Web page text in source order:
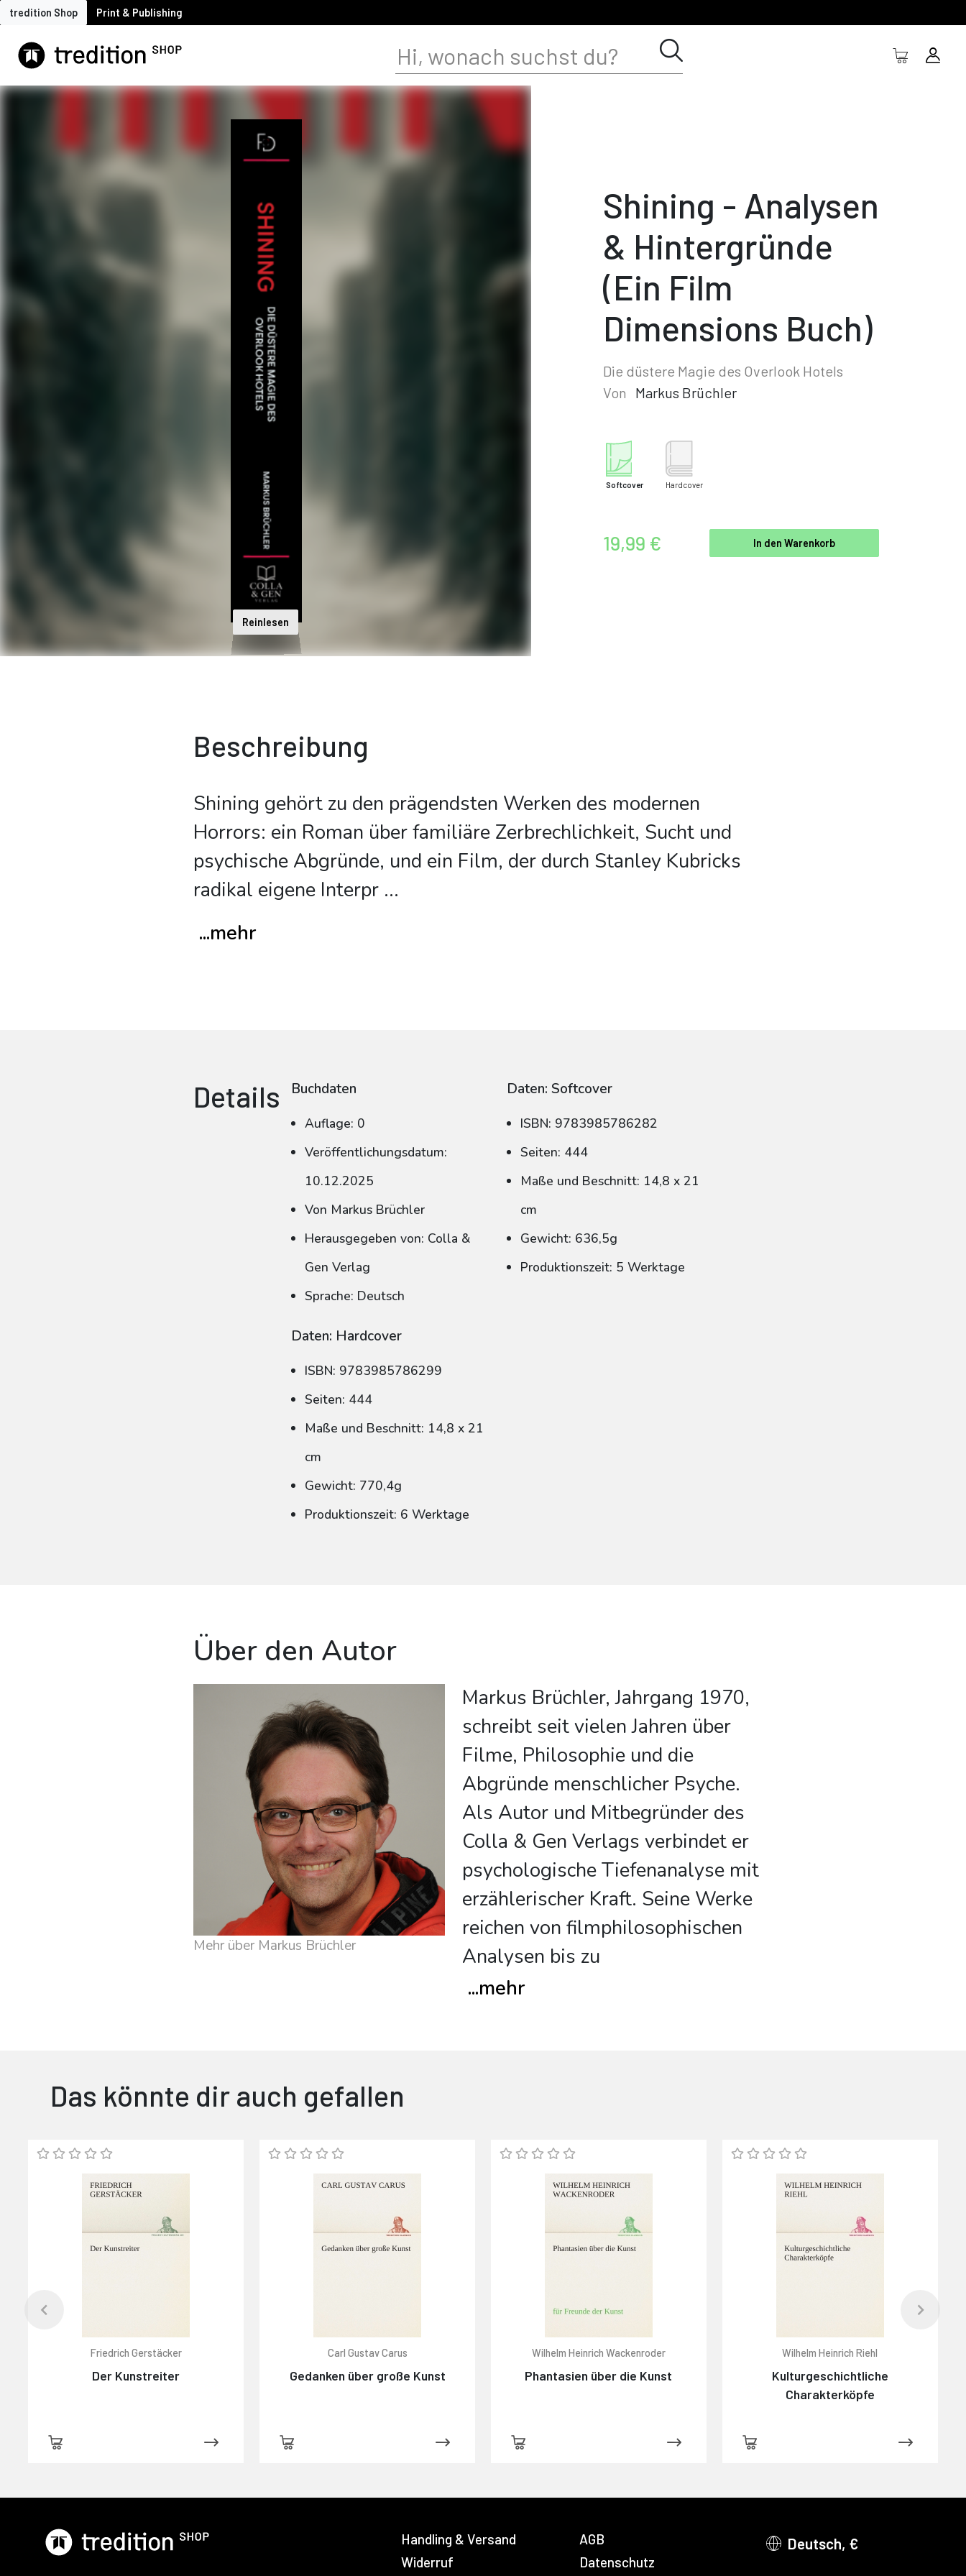
tredition Shop Print & Publishing
Reinlesen
Shining - Analysen
& Hintergründe
(Ein Film
Dimensions Buch)
Die düstere Magie des Overlook Hotels
Von
Markus Brüchler
Softcover Hardcover
19,99 € In den Warenkorb
Beschreibung
Shining gehört zu den prägendsten Werken des modernen
Horrors: ein Roman über familiäre Zerbrechlichkeit, Sucht und
psychische Abgründe, und ein Film, der durch Stanley Kubricks
radikal eigene Interpr...
...mehr
Details Buchdaten
Auflage: 0
Veröffentlichungsdatum:
10.12.2025
Von Markus Brüchler
Herausgegeben von: Colla &
Gen Verlag
Sprache: Deutsch
Daten: Softcover
ISBN: 9783985786282
Seiten: 444
Maße und Beschnitt: 14,8 x 21
cm
Gewicht: 636,5g
Produktionszeit: 5 Werktage
Daten: Hardcover
ISBN: 9783985786299
Seiten: 444
Maße und Beschnitt: 14,8 x 21
cm
Gewicht: 770,4g
Produktionszeit: 6 Werktage
Über den Autor
Mehr über Markus Brüchler
Markus Brüchler, Jahrgang 1970,
schreibt seit vielen Jahren über
Filme, Philosophie und die
Abgründe menschlicher Psyche.
Als Autor und Mitbegründer des
Colla & Gen Verlags verbindet er
psychologische Tiefenanalyse mit
erzählerischer Kraft. Seine Werke
reichen von filmphilosophischen
Analysen bis zu
...mehr
Das könnte dir auch gefallen
Friedrich Gerstäcker
Der Kunstreiter
Carl Gustav Carus
Gedanken über große Kunst
Wilhelm Heinrich Wackenroder
Phantasien über die Kunst
Wilhelm Heinrich Riehl
Kulturgeschichtliche
Charakterköpfe
Handling & Versand
Widerruf
AGB
Datenschutz
Deutsch, €